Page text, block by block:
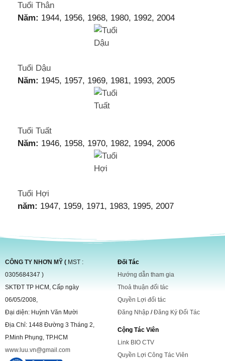
Tuổi Thân
Năm: 1944, 1956, 1968, 1980, 1992, 2004
Tuổi Dậu
Năm: 1945, 1957, 1969, 1981, 1993, 2005
Tuổi Tuất
Năm: 1946, 1958, 1970, 1982, 1994, 2006
Tuổi Hợi
năm: 1947, 1959, 1971, 1983, 1995, 2007
CÔNG TY NHƠN MỸ ( MST :
0305684347 )
SKTĐT TP HCM, Cấp ngày
06/05/2008,
Đại diện: Huỳnh Văn Mười
Địa Chỉ: 1448 Đường 3 Tháng 2,
P.Minh Phụng, TP.HCM
www.luu.vn@gmail.com
Đối Tác
Hướng dẫn tham gia
Thoả thuận đối tác
Quyền Lợi đối tác
Đăng Nhập /Đăng Ký Đối Tác
Cộng Tác Viên
Link BIO CTV
Quyền Lợi Công Tác Viên